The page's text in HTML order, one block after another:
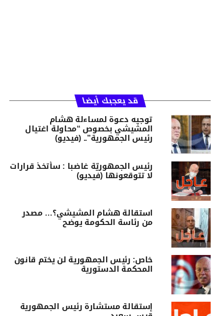
قد يعجبك أيضا
توجيه دعوة لمساءلة هشام
المشيشي بخصوص “محاولة اغتيال
رئيس الجمهورية”.. (فيديو)
رئيس الجمهوريّة غاضبا : سأتخذ قرارات
لا تتوقعونها (فيديو)
استقالة هشام المشيشي؟… مصدر
من رئاسة الحكومة يوضح
خاص: رئيس الجمهورية لن يختم قانون
المحكمة الدستورية
إستقالة مستشارة رئيس الجمهورية